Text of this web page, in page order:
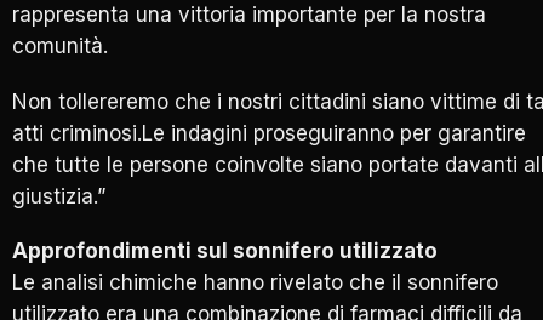
rappresenta una vittoria importante per la nostra
comunità.
Non tollereremo che i nostri cittadini siano vittime di
atti criminosi.Le indagini proseguiranno per garantire
che tutte le persone coinvolte siano portate davanti
giustizia.”
Approfondimenti sul sonnifero utilizzato
Le analisi chimiche hanno rivelato che il sonnifero
utilizzato era una combinazione di farmaci difficili da